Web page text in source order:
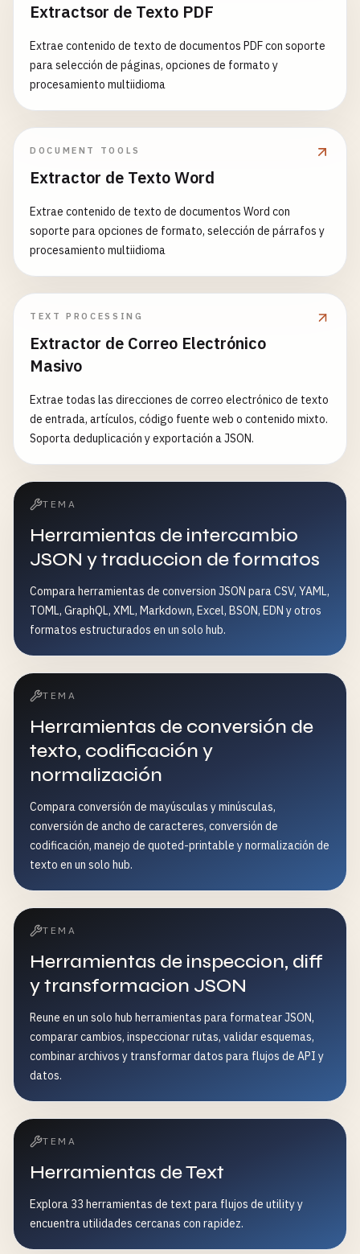
Extractsor de Texto PDF
Extrae contenido de texto de documentos PDF con soporte
para selección de páginas, opciones de formato y
procesamiento multiidioma
DOCUMENT TOOLS
Extractor de Texto Word
Extrae contenido de texto de documentos Word con
soporte para opciones de formato, selección de párrafos y
procesamiento multiidioma
TEXT PROCESSING
Extractor de Correo Electrónico
Masivo
Extrae todas las direcciones de correo electrónico de texto
de entrada, artículos, código fuente web o contenido mixto.
Soporta deduplicación y exportación a JSON.
TEMA
Herramientas de intercambio
JSON y traduccion de formatos
Compara herramientas de conversion JSON para CSV, YAML,
TOML, GraphQL, XML, Markdown, Excel, BSON, EDN y otros
formatos estructurados en un solo hub.
TEMA
Herramientas de conversión de
texto, codificación y
normalización
Compara conversión de mayúsculas y minúsculas,
conversión de ancho de caracteres, conversión de
codificación, manejo de quoted-printable y normalización de
texto en un solo hub.
TEMA
Herramientas de inspeccion, diff
y transformacion JSON
Reune en un solo hub herramientas para formatear JSON,
comparar cambios, inspeccionar rutas, validar esquemas,
combinar archivos y transformar datos para flujos de API y
datos.
TEMA
Herramientas de Text
Explora 33 herramientas de text para flujos de utility y
encuentra utilidades cercanas con rapidez.